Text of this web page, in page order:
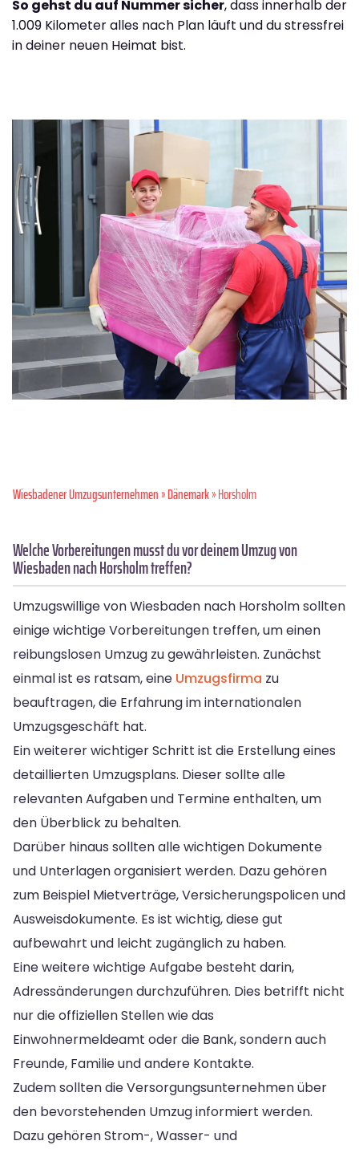
So gehst du auf Nummer sicher, dass innerhalb der
1.009 Kilometer alles nach Plan läuft und du stressfrei
in deiner neuen Heimat bist.
Wiesbadener Umzugsunternehmen»Dänemark» Horsholm
Welche Vorbereitungen musst du vor deinem Umzug von
Wiesbaden nach Horsholm treffen?
Umzugswillige von Wiesbaden nach Horsholm sollten
einige wichtige Vorbereitungen treffen, um einen
reibungslosen Umzug zu gewährleisten. Zunächst
einmal ist es ratsam, eine Umzugsfirma zu
beauftragen, die Erfahrung im internationalen
Umzugsgeschäft hat.
Ein weiterer wichtiger Schritt ist die Erstellung eines
detaillierten Umzugsplans. Dieser sollte alle
relevanten Aufgaben und Termine enthalten, um
den Überblick zu behalten.
Darüber hinaus sollten alle wichtigen Dokumente
und Unterlagen organisiert werden. Dazu gehören
zum Beispiel Mietverträge, Versicherungspolicen und
Ausweisdokumente. Es ist wichtig, diese gut
aufbewahrt und leicht zugänglich zu haben.
Eine weitere wichtige Aufgabe besteht darin,
Adressänderungen durchzuführen. Dies betrifft nicht
nur die offiziellen Stellen wie das
Einwohnermeldeamt oder die Bank, sondern auch
Freunde, Familie und andere Kontakte.
Zudem sollten die Versorgungsunternehmen über
den bevorstehenden Umzug informiert werden.
Dazu gehören Strom-, Wasser- und